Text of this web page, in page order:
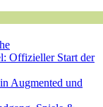
Offizieller Start der
Augmented und